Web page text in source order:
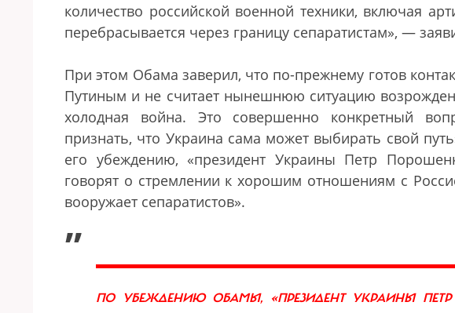
количество российской военной техники, включая
перебрасывается через границу сепаратистам», —
При этом Обама заверил, что по-прежнему готов
Путиным и не считает нынешнюю ситуацию
холодная война. Это совершенно конкретный
признать, что Украина сама может выбирать свой путь
его убеждению, «президент Украины Петр
говорят о стремлении к хорошим отношениям с
вооружает сепаратистов».
„
ПО УБЕЖДЕНИЮ ОБАМЫ, «ПРЕЗИДЕНТ УКРАИНЫ